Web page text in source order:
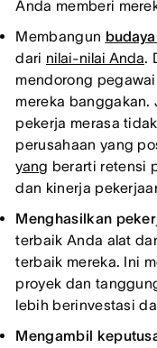
Anda memberi
Membangun
dari nilai-nilai Anda.
mendorong
mereka
pekerja merasa
perusahaan yang
yang berarti retensi
dan kinerja
Menghasilkan
terbaik Anda alat
terbaik mereka. Ini
proyek dan
lebih berinvestasi
Mengambil